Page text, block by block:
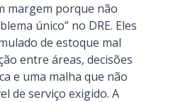
margem porque não
único” no DRE. Eles
de estoque mal
entre áreas, decisões
e uma malha que não
de serviço exigido. A